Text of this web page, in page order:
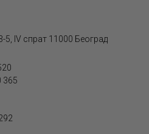
IV спрат 11000 Београд
365